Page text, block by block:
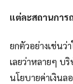
แต่ละสถานกา
ยกตัวอย่างเช่นว่
เลยว่าหลายๆ บ
นโยบายค่าเงิน